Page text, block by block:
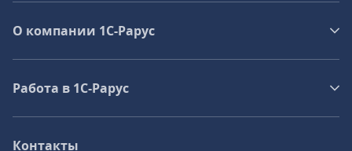
О компании 1C-Рарус
Работа в 1С‑Рарус
Контакты